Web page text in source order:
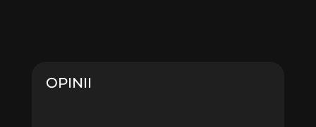
OPINII